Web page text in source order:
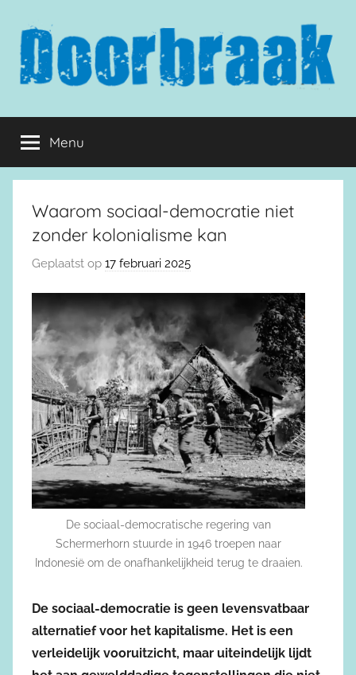
inhoud
springen
Doorbraak.eu
Menu
Waarom sociaal-democratie niet
zonder kolonialisme kan
Geplaatst op 17 februari 2025
De sociaal-democratische regering van
Schermerhorn stuurde in 1946 troepen naar
Indonesië om de onafhankelijkheid terug te draaien.
De sociaal-democratie is geen levensvatbaar
alternatief voor het kapitalisme. Het is een
verleidelijk vooruitzicht, maar uiteindelijk lijdt